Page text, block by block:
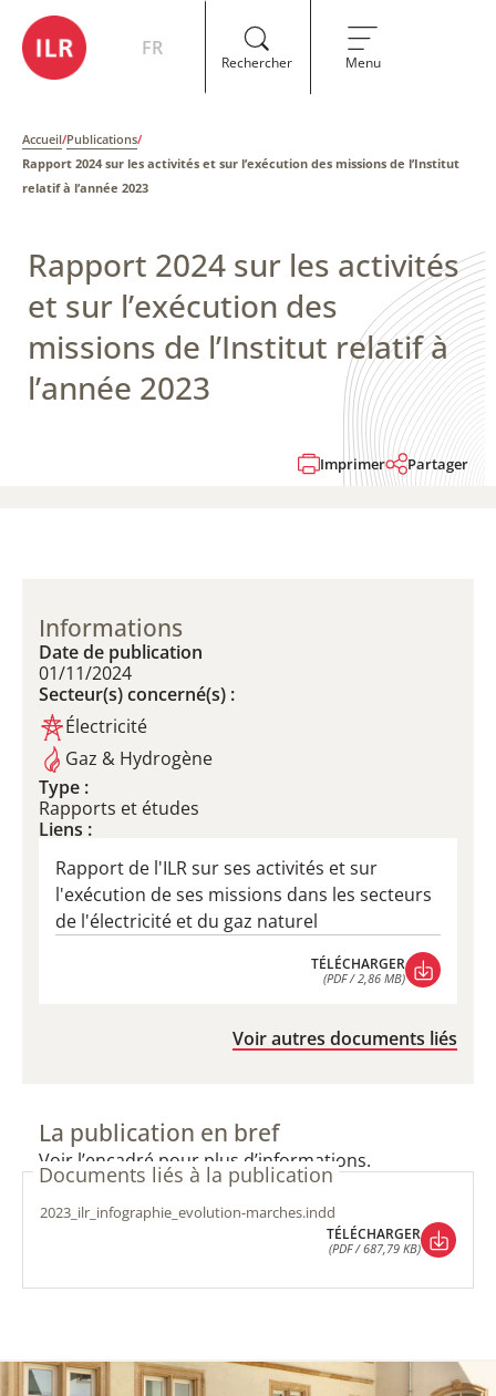
FR
Rechercher Menu
Accueil/Publications/
Rapport 2024 sur les activités et sur l’exécution des missions de l’Institut
relatif à l’année 2023​
Rapport 2024 sur les activités
et sur l’exécution des
missions de l’Institut relatif à
l’année 2023​
Imprimer Partager
Informations
Date de publication
01/11/2024
Secteur(s) concerné(s) :
Électricité
Gaz & Hydrogène
Type :
Rapports et études
Liens :
Rapport de l'ILR sur ses activités et sur
l'exécution de ses missions dans les secteurs
de l'électricité et du gaz naturel
TÉLÉCHARGER
(PDF / 2,86 MB)
Voir autres documents liés
La publication en bref
Voir l’encadré pour plus d’informations.
Documents liés à la publication
2023_ilr_infographie_evolution-marches.indd
TÉLÉCHARGER
(PDF / 687,79 KB)
(PDF / 687,79 KB)